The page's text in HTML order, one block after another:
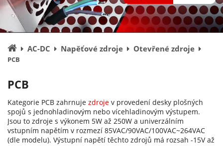
Úvodní
stránka
AC-DC Napěťové zdroje Otevřené zdroje
PCB
PCB
Kategorie PCB zahrnuje zdroje v provedení desky plošných
spojů s jednohladinovým nebo vícehladinovým výstupem.
Jsou to zdroje s výkonem 5W až 250W a univerzálním
vstupním napětím v rozmezí 85VAC/90VAC/100VAC~264VAC
(dle modelu). Výstupní napětí těchto zdrojů má rozsah -15V až